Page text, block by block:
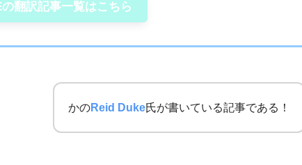
翻訳記事一覧はこちら
かのReid Duke氏が書いている記事である！